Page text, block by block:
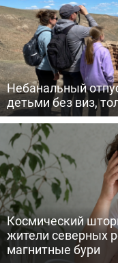
Небанальный
детьми без виз,
Космический
жители северных
магнитные бури